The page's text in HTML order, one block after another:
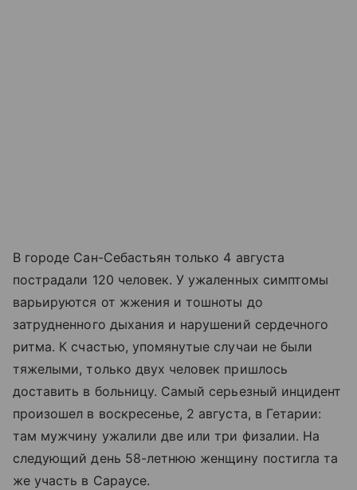
В городе Сан-Себастьян только 4 августа
пострадали 120 человек. У ужаленных симптомы
варьируются от жжения и тошноты до
затрудненного дыхания и нарушений сердечного
ритма. К счастью, упомянутые случаи не были
тяжелыми, только двух человек пришлось
доставить в больницу. Самый серьезный инцидент
произошел в воскресенье, 2 августа, в Гетарии:
там мужчину ужалили две или три физалии. На
следующий день 58-летнюю женщину постигла та
же участь в Сараусе.